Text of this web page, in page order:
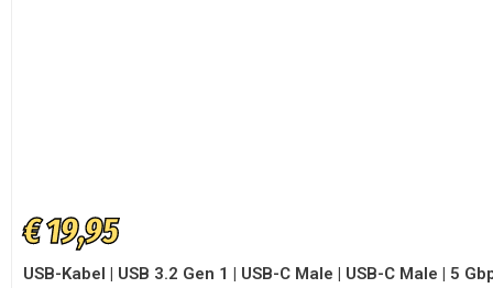
€19,95
USB-Kabel | USB 3.2 Gen 1 | USB-C Male | USB-C Male | 5